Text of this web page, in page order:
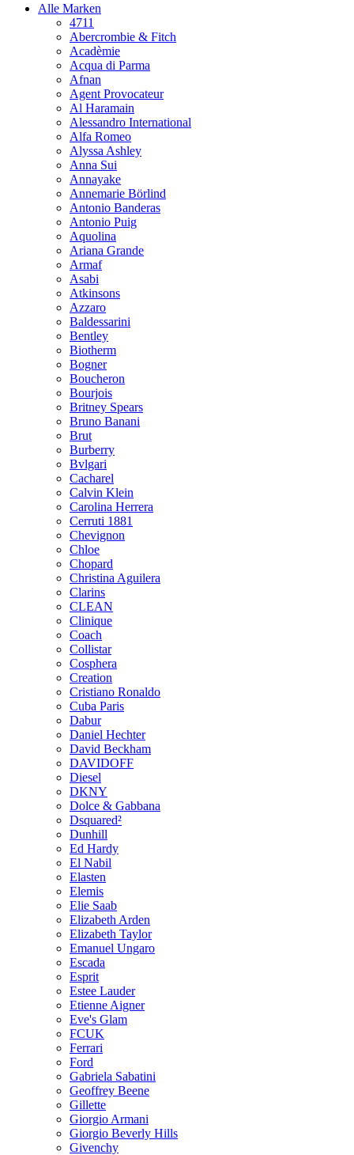
Alle Marken
4711
Abercrombie & Fitch
Acadèmie
Acqua di Parma
Afnan
Agent Provocateur
Al Haramain
Alessandro International
Alfa Romeo
Alyssa Ashley
Anna Sui
Annayake
Annemarie Börlind
Antonio Banderas
Antonio Puig
Aquolina
Ariana Grande
Armaf
Asabi
Atkinsons
Azzaro
Baldessarini
Bentley
Biotherm
Bogner
Boucheron
Bourjois
Britney Spears
Bruno Banani
Brut
Burberry
Bvlgari
Cacharel
Calvin Klein
Carolina Herrera
Cerruti 1881
Chevignon
Chloe
Chopard
Christina Aguilera
Clarins
CLEAN
Clinique
Coach
Collistar
Cosphera
Creation
Cristiano Ronaldo
Cuba Paris
Dabur
Daniel Hechter
David Beckham
DAVIDOFF
Diesel
DKNY
Dolce & Gabbana
Dsquared²
Dunhill
Ed Hardy
El Nabil
Elasten
Elemis
Elie Saab
Elizabeth Arden
Elizabeth Taylor
Emanuel Ungaro
Escada
Esprit
Estee Lauder
Etienne Aigner
Eve's Glam
FCUK
Ferrari
Ford
Gabriela Sabatini
Geoffrey Beene
Gillette
Giorgio Armani
Giorgio Beverly Hills
Givenchy